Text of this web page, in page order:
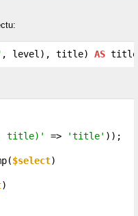
, level), title) AS title
title)'
=> 'title' ));
$select)
)